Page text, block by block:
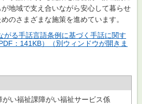
地域で支え合いながら安心して暮らせ
のさまざまな施策を進めています。
がる手話言語条例に基づく手話に関す
：141KB）（別ウィンドウが開きま
がい福祉課障がい福祉サービス係